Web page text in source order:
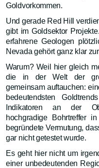
Goldvorkommen.
Und gerade Red Hill
gibt im Goldsektor
erfahrene Geologen
Nevada gehört ganz klar
Warum? Weil hier gleich
die in der Welt der
gemeinsam auftauchen:
bedeutendsten
Indikatoren an der
hochgradige Bohrtreffer
begründete Vermutung,
gar nicht getestet wurde.
Es geht hier nicht um
einer unbedeutenden